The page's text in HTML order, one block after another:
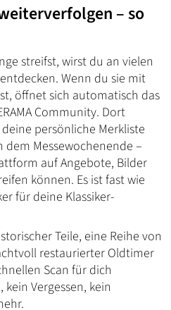
– so
streifst, wirst du an vielen
Wenn du sie mit
öffnet sich automatisch das
Community. Dort
persönliche Merkliste
Messewochenende –
auf Angebote, Bilder
können. Es ist fast wie
für deine Klassiker-
Teile, eine Reihe von
restaurierter Oldtimer
Scan für dich
Vergessen, kein